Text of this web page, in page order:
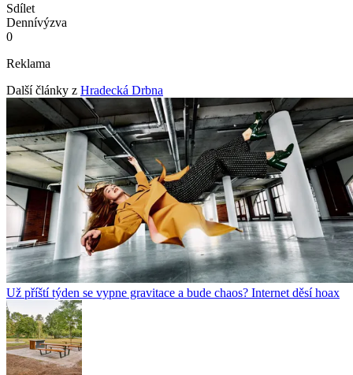
Sdílet
Dennívýzva
0
Reklama
Další články z Hradecká Drbna
Už příští týden se vypne gravitace a bude chaos? Internet děsí hoax